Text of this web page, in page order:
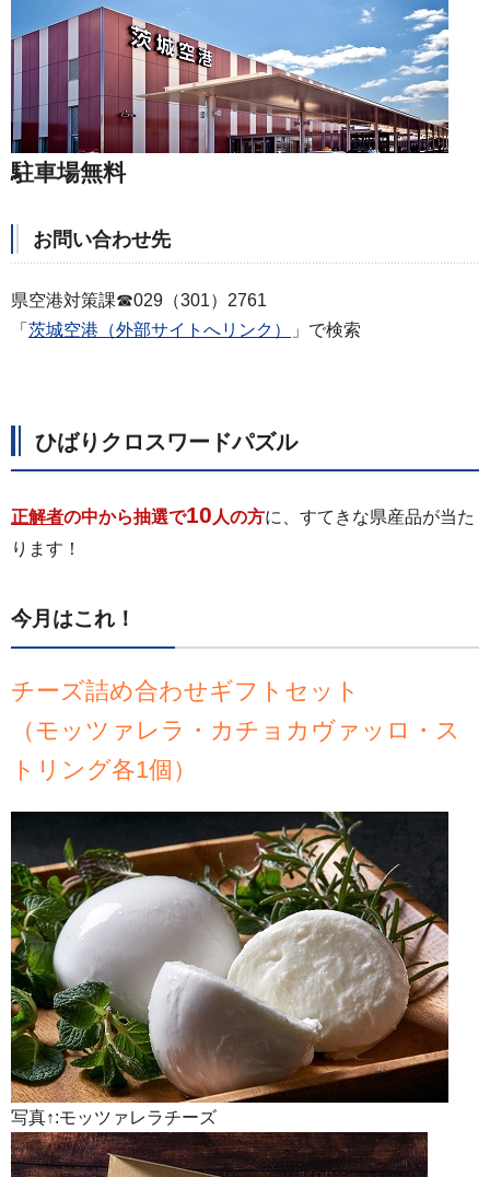
駐車場無料
お問い合わせ先
県空港対策課☎029（301）2761
「 茨城空港（外部サイトへリンク） 」で検索
ひばりクロスワードパズル
正解者の中から抽選で10 人の方に、すてきな県産品が当た
ります！
今月はこれ！
チーズ詰め合わせギフトセット
（モッツァレラ・カチョカヴァッロ・ス
トリング各1個）
写真↑:モッツァレラチーズ